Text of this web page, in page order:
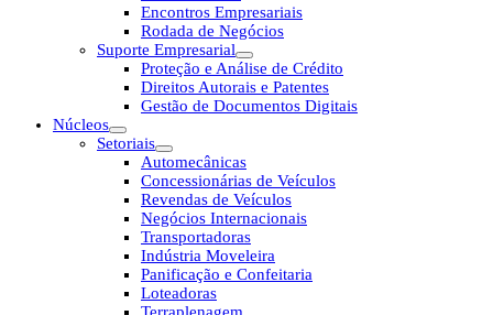
Encontros Empresariais
Rodada de Negócios
Suporte Empresarial
Proteção e Análise de Crédito
Direitos Autorais e Patentes
Gestão de Documentos Digitais
Núcleos
Setoriais
Automecânicas
Concessionárias de Veículos
Revendas de Veículos
Negócios Internacionais
Transportadoras
Indústria Moveleira
Panificação e Confeitaria
Loteadoras